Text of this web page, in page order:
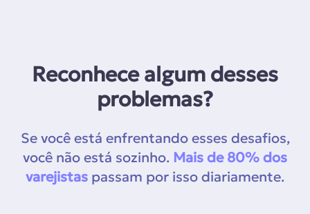
Reconhece algum desses
problemas?
Se você está enfrentando esses desafios,
você não está sozinho. Mais de 80% dos
varejistas passam por isso diariamente.